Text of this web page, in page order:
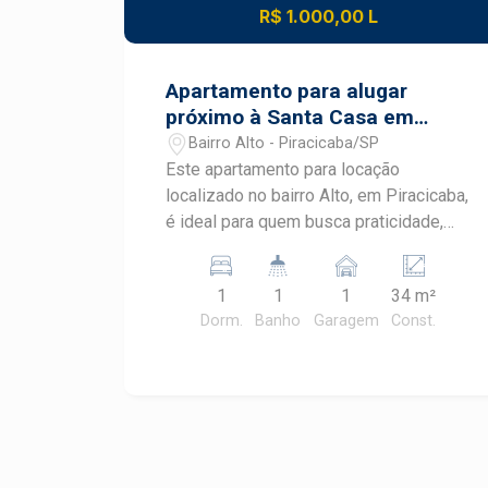
R$ 1.000,00 L
Apartamento para alugar
próximo à Santa Casa em
Piracicaba
Bairro Alto - Piracicaba/SP
Este apartamento para locação
localizado no bairro Alto, em Piracicaba,
é ideal para quem busca praticidade,
Próximo à Santa Casa, o imóvel oferece
ambientes mobiliados e bem
distribuídos, proporcionando mais
1
Dorm.
1
Banho
1
Garagem
34 m²
Const.